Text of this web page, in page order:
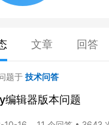
文章 回答
题于 技术问答
编辑器版本问题